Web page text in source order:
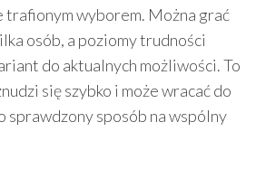
trafionym wyborem. Można grać
osób, a poziomy trudności
do aktualnych możliwości. To
się szybko i może wracać do
sprawdzony sposób na wspólny